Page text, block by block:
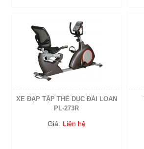
XE ĐẠP TẬP THỂ DỤC ĐÀI LOAN
PL-273R
Giá: Liên hệ